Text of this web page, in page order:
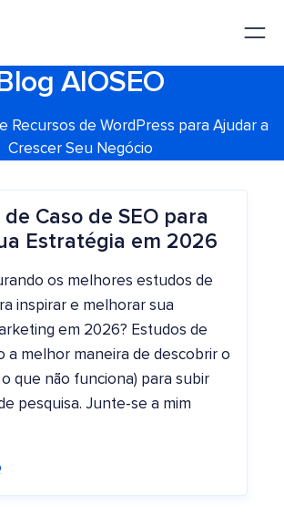
Blog AIOSEO
Recursos de WordPress para Ajudar a
Crescer Seu Negócio
Caso de SEO para
Estratégia em 2026
os melhores estudos de
inspirar e melhorar sua
em 2026? Estudos de
a melhor maneira de descobrir o
que não funciona) para subir
pesquisa. Junte-se a mim